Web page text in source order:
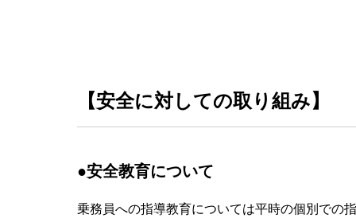
【安全に対しての取り組み】
●安全教育について
乗務員への指導教育については平時の個別での指